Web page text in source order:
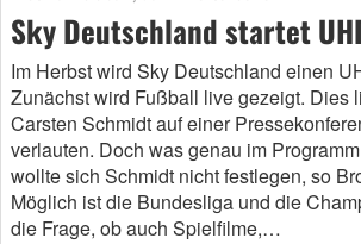
Sky Deutschland startet
Im Herbst wird Sky Deutschland einen
Zunächst wird Fußball live gezeigt. Dies
Carsten Schmidt auf einer
verlauten. Doch was genau im
wollte sich Schmidt nicht festlegen, so
Möglich ist die Bundesliga und die
die Frage, ob auch Spielfilme,…